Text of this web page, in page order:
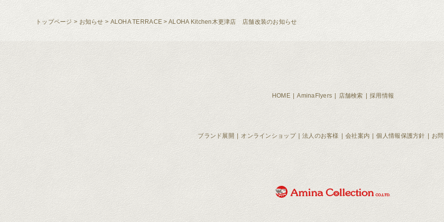
トップページ > お知らせ > ALOHA TERRACE > ALOHA Kitchen木更津店 店舗改装のお知らせ
HOME AminaFlyers 店舗検索 採用情報
ブランド展開 オンラインショップ 法人のお客様 会社案内 個人情報保護方針 お